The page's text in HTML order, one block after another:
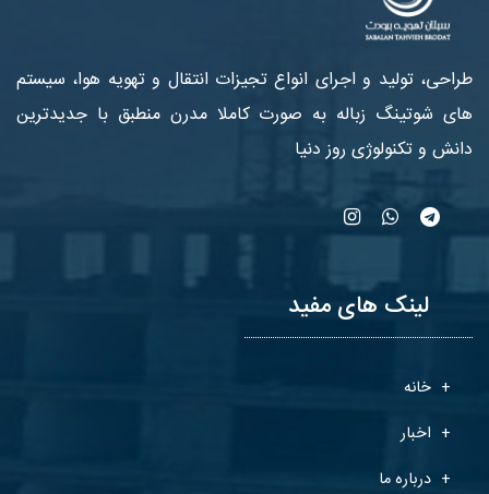
طراحی، تولید و اجرای انواع تجیزات انتقال و تهویه هوا، سیستم
های شوتینگ زباله به صورت کاملا مدرن منطبق با جدیدترین
دانش و تکنولوژی روز دنیا
لینک های مفید
خانه
اخبار
درباره ما